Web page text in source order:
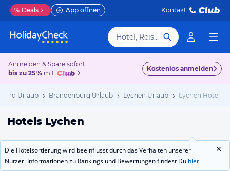
% Deals App öffnen Kontakt
Hotel, Reiseziel
Anmelden & Spare sofort
bis zu 25 % mit
Kostenlos anmelden
Urlaub Brandenburg Urlaub Lychen Urlaub Lychen Hotels
Hotels Lychen
Die Hotelsortierung wird beeinflusst durch das Verhalten unserer
Nutzer. Informationen zu Rankings und Bewertungen findest Du hier